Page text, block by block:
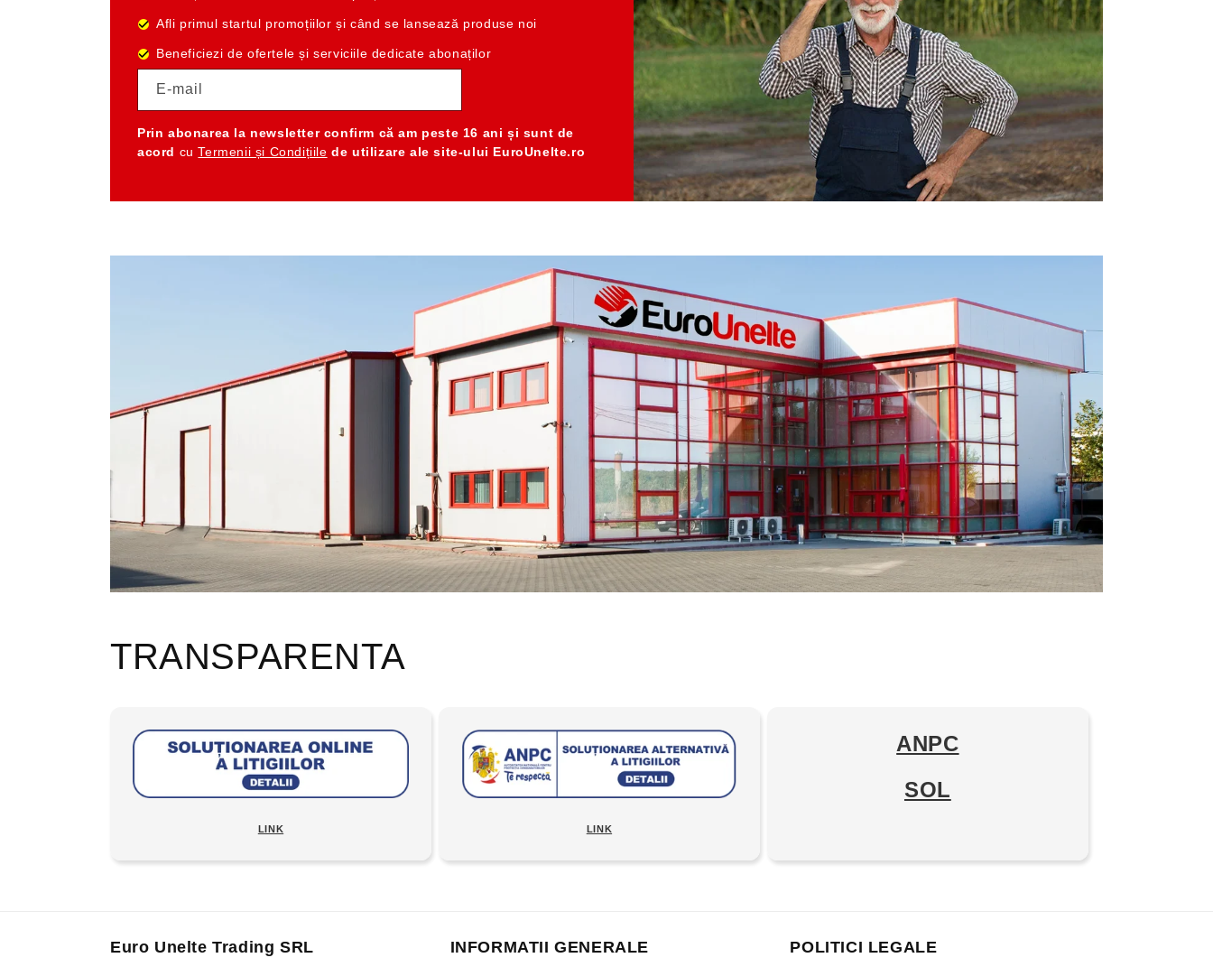
Afli primul startul promoțiilor și când se lansează produse noi
Beneficiezi de ofertele și serviciile dedicate abonaților
E-mail
Prin abonarea la newsletter confirm că am peste 16 ani și sunt de
acord cuTermenii și Condițiile de utilizare ale site-ului EuroUnelte.ro
TRANSPARENTA
LINK LINK
ANPC
SOL
Euro Unelte Trading SRL INFORMATII GENERALE POLITICI LEGALE